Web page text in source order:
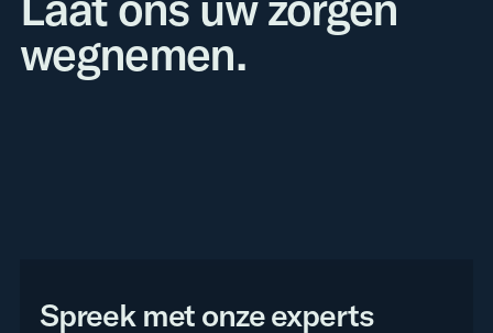
wegnemen.
Spreek met onze experts